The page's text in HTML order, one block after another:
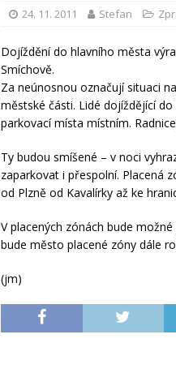
24. 11. 2011 Stefan
Dojíždění do hlavního města
Smíchově.
Za neúnosnou označují situaci
městské části. Lidé dojíždějící
parkovací místa místním.
Ty budou smíšené – v noci
zaparkovat i přespolní. Placená
od Plzně od Kavalírky až ke
V placených zónách bude
bude město placené zóny dále
(jm)